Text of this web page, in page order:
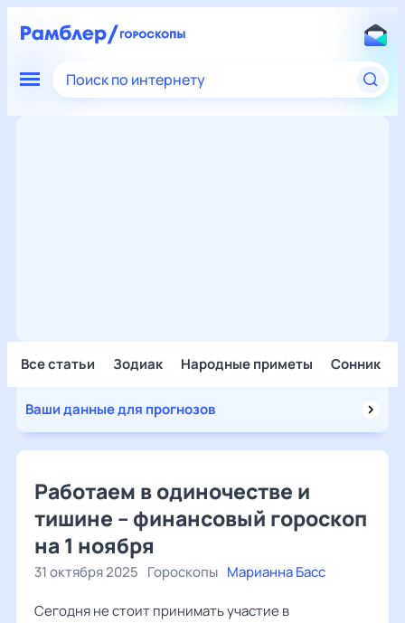
Поиск по интернету
Все статьи Зодиак Народные приметы Сонник
Ваши данные для прогнозов
Работаем в одиночестве и
тишине – финансовый гороскоп
на 1 ноября
31 октября 2025 Гороскопы Марианна Басс
Сегодня не стоит принимать участие в